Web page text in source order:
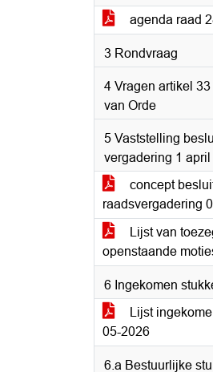
agenda raad
3 Rondvraag
4 Vragen artikel
van Orde
5 Vaststelling
vergadering 1
concept
raadsvergadering
Lijst van
openstaande
6 Ingekomen
Lijst
05-2026
6.a Bestuurlijke